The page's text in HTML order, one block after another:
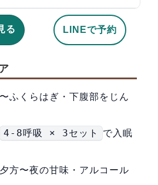
る LINEで予約
ふくらはぎ・下腹部をじん
4-8呼吸 × 3セット
で入眠
夕方〜夜の甘味・アルコール